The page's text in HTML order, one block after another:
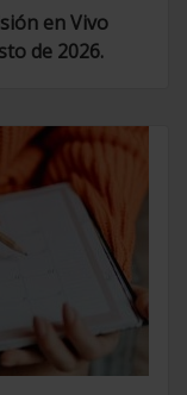
en Vivo
de 2026.